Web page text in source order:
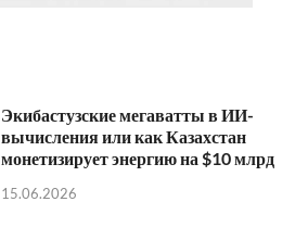
Экибастузские мегаватты в ИИ-
вычисления или как Казахстан
монетизирует энергию на $10 млрд
15.06.2026